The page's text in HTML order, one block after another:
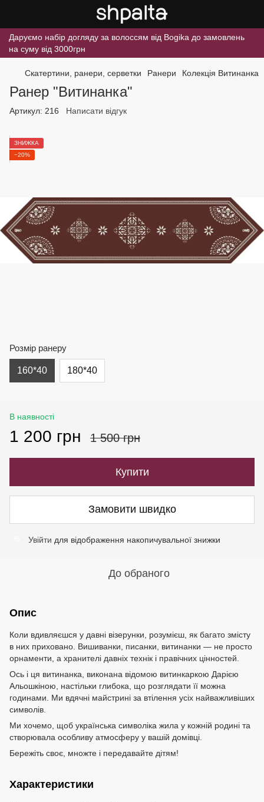
Даруємо набір догляду за волоссям від Bogika до замовлень
на суму від 3000грн
Скатертини, ранери, серветки Ранери Колекція Витинанка
Ранер "Витинанка"
Артикул: 216 Написати відгук
ЗНИЖКА
−20%
Розмір ранеру
160*40 180*40
В наявності
1 200 грн 1 500 грн
Купити
Замовити швидко
Увійти для відображення накопичувальної знижки
До обраного
Опис
Коли вдивляєшся у давні візерунки, розумієш, як багато змісту
в них приховано. Вишиванки, писанки, витинанки — не просто
орнаменти, а хранителі давніх технік і правічних цінностей.
Ось і ця витинанка, виконана відомою витинкаркою Дарією
Альошкіною, настільки глибока, що розглядати її можна
годинами. Ми вдячні майстрині за втілення усіх найважливіших
символів.
Ми хочемо, щоб українська символіка жила у кожній родині та
створювала особливу атмосферу у вашій домівці.
Бережіть своє, множте і передавайте дітям!
Характеристики